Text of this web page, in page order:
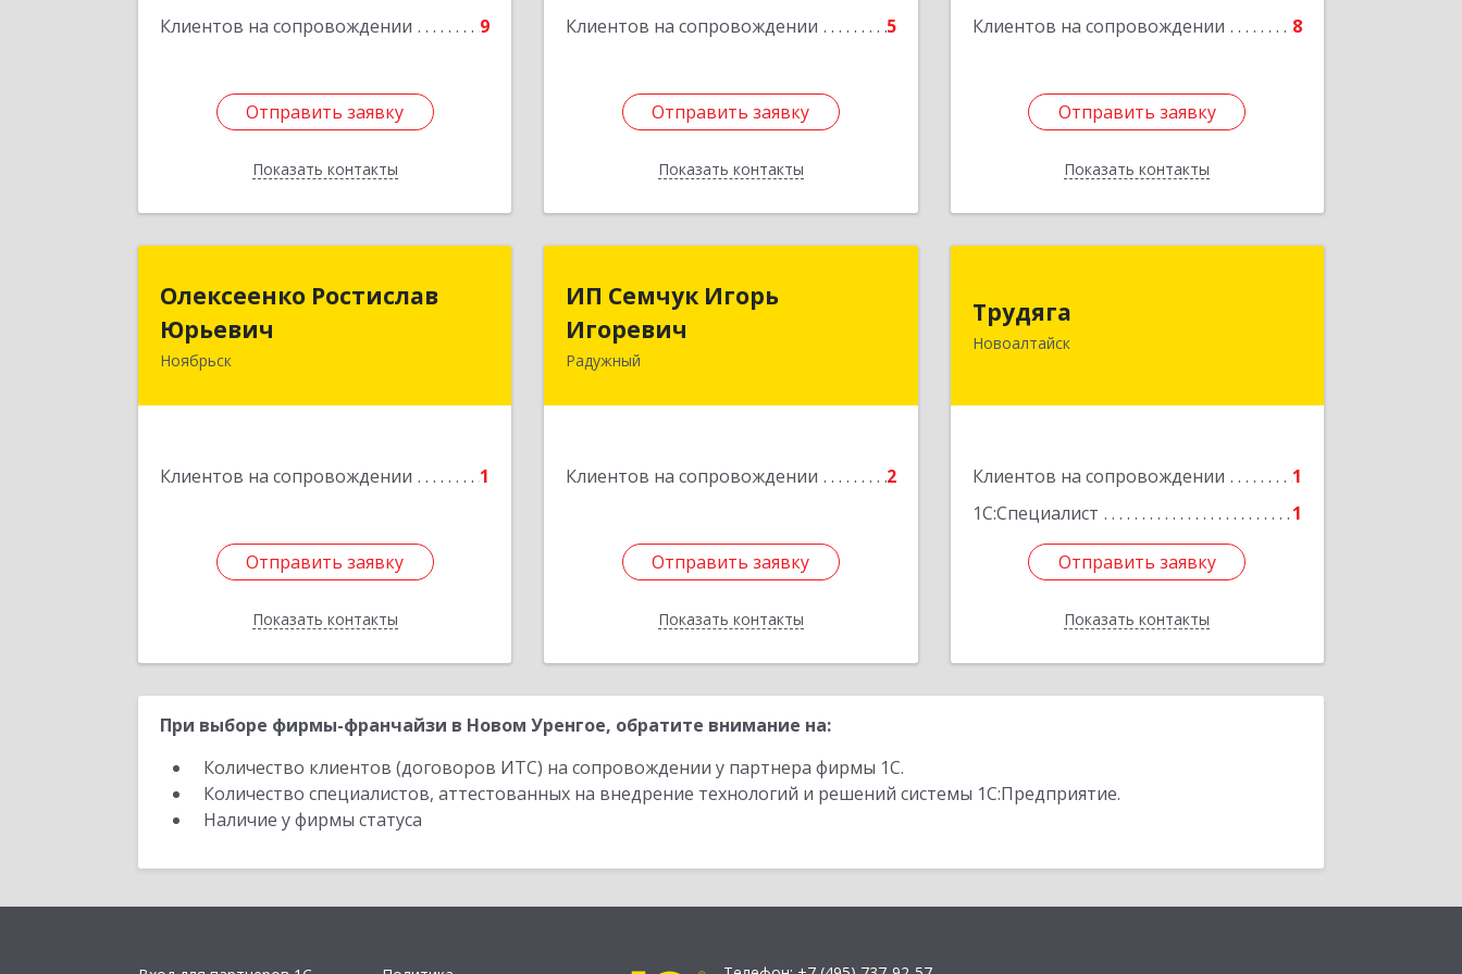
Клиентов на сопровождении 9
Отправить заявку
Показать контакты
Отправить заявку
Назад
Клиентов на сопровождении 5
Отправить заявку
Показать контакты
Отправить заявку
Назад
Клиентов на сопровождении 8
Отправить заявку
Показать контакты
Подробнее
Отправить заявку
Назад
Олексеенко Ростислав
Юрьевич
Ноябрьск
Клиентов на сопровождении 1
Отправить заявку
Показать контакты
Юрьевич
Отправить заявку
Назад
ИП Семчук Игорь
Игоревич
Радужный
Клиентов на сопровождении 2
Отправить заявку
Показать контакты
Игоревич
628464, ХМАО-Югра, г. Радужный, 1
Отправить заявку
Назад
Трудяга
Новоалтайск
Клиентов на сопровождении
1
1С:Специалист
1
Отправить заявку
Показать контакты
658080, Алтайский край, Новоалтайск
г, Прудская ул, дом № 10-21
Подробнее
Отправить заявку
Назад
При выборе фирмы-франчайзи в Новом Уренгое, обратите внимание на:
Количество клиентов (договоров ИТС) на сопровождении у партнера фирмы 1С.
Количество специалистов, аттестованных на внедрение технологий и решений системы 1С:Предприятие.
Наличие у фирмы статуса